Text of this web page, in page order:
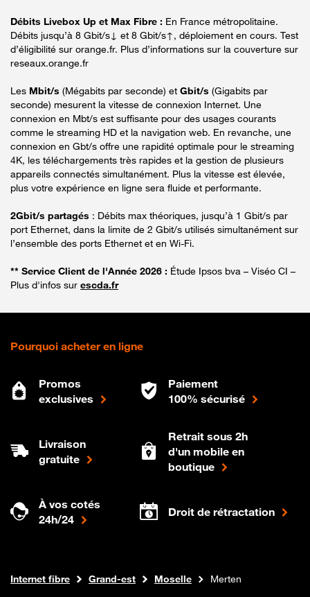
Débits Livebox Up et Max Fibre : En France métropolitaine.
Débits jusqu’à 8 Gbit/s↓ et 8 Gbit/s↑, déploiement en cours. Test
d’éligibilité sur orange.fr. Plus d’informations sur la couverture sur
reseaux.orange.fr
Les Mbit/s (Mégabits par seconde) et Gbit/s (Gigabits par
seconde) mesurent la vitesse de connexion Internet. Une
connexion en Mbt/s est suffisante pour des usages courants
comme le streaming HD et la navigation web. En revanche, une
connexion en Gbt/s offre une rapidité optimale pour le streaming
4K, les téléchargements très rapides et la gestion de plusieurs
appareils connectés simultanément. Plus la vitesse est élevée,
plus votre expérience en ligne sera fluide et performante.
2Gbit/s partagés : Débits max théoriques, jusqu’à 1 Gbit/s par
port Ethernet, dans la limite de 2 Gbit/s utilisés simultanément sur
l’ensemble des ports Ethernet et en Wi-Fi.
** Service Client de l'Année 2026 : Étude Ipsos bva – Viséo CI –
Plus d'infos sur escda.fr
Pourquoi acheter en ligne
Promos
exclusives
Paiement
100% sécurisé
Livraison
gratuite
Retrait sous 2h
d'un mobile en
boutique
À vos cotés
24h/24
Droit de rétractation
Boutique Orange
Internet fibre Grand-est Moselle Merten